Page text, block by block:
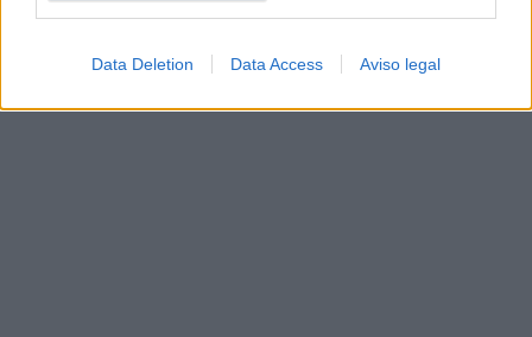
Data Deletion Data Access Aviso legal